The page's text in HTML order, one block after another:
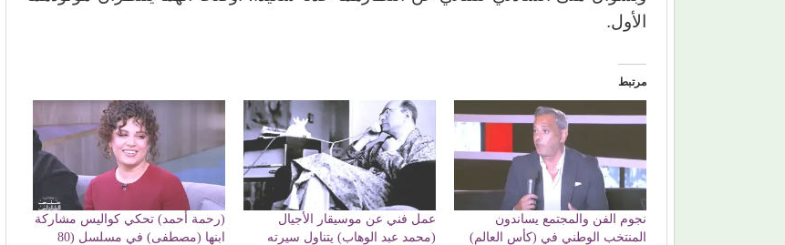
الأول.
مرتبط
نجوم الفن والمجتمع يساندون
المنتخب الوطني في (كأس العالم)
عمل فني عن موسيقار الأجيال
(محمد عبد الوهاب) يتناول سيرته
(رحمة أحمد) تحكي كواليس مشاركة
ابنها (مصطفى) في مسلسل (80